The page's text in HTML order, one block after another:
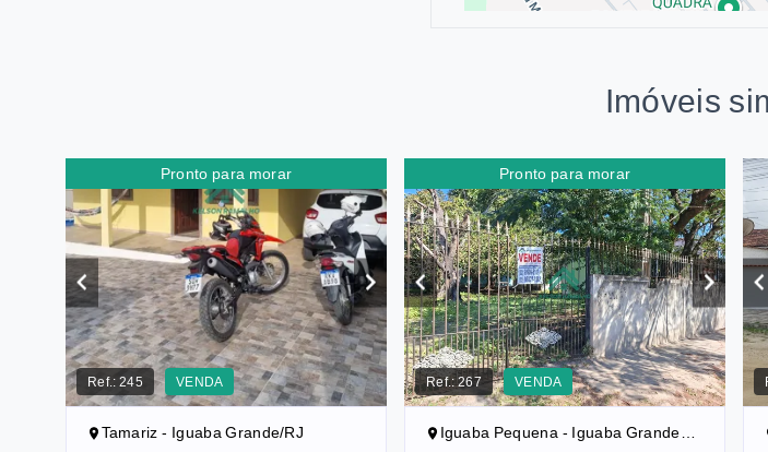
Imóveis
Pronto para morar
Ref.:245 VENDA
Tamariz - Iguaba Grande/RJ
Pronto para morar
Ref.:267 VENDA
Iguaba Pequena - Iguaba Grande/RJ